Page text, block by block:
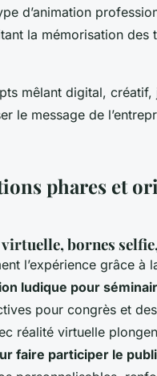
d’animation
la mémorisation des
mêlant digital,
le message de
phares et
bornes
l’expérience grâce à
ludique pour
pour congrès et
réalité virtuelle
faire participer le